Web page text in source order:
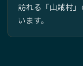
訪れる「山賊村
います。